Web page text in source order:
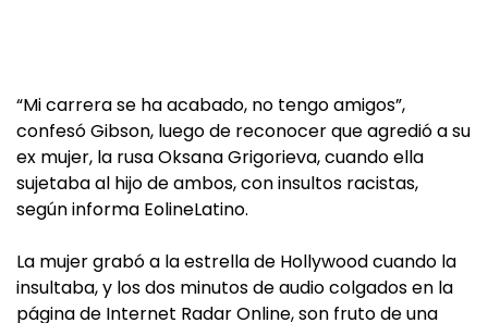
“Mi carrera se ha acabado, no tengo amigos”,
confesó Gibson, luego de reconocer que agredió a su
ex mujer, la rusa Oksana Grigorieva, cuando ella
sujetaba al hijo de ambos, con insultos racistas,
según informa EolineLatino.
La mujer grabó a la estrella de Hollywood cuando la
insultaba, y los dos minutos de audio colgados en la
página de Internet Radar Online, son fruto de una